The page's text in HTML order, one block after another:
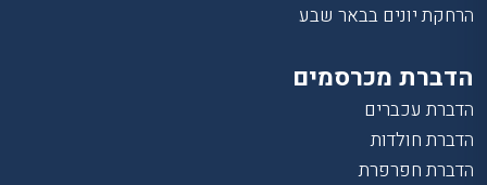
הרחקת יונים בבאר שבע
הדברת מכרסמים
הדברת עכברים
הדברת חולדות
הדברת חפרפרת